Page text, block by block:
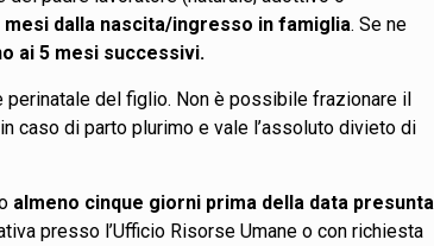
dalla nascita/ingresso in famiglia. Se ne
ai 5 mesi successivi.
perinatale del figlio. Non è possibile frazionare il
caso di parto plurimo e vale l’assoluto divieto di
almeno cinque giorni prima della data presunta
presso l’Ufficio Risorse Umane o con richiesta